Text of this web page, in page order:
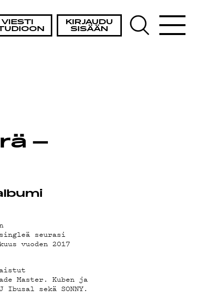
VIESTI
KIRJAUDU
SISÄÄN
–
seurasi
vuoden 2017
Master. Kuben ja
sekä SONNY.